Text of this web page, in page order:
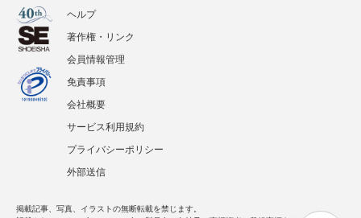
ヘルプ
著作権・リンク
会員情報管理
免責事項
会社概要
サービス利用規約
プライバシーポリシー
外部送信
掲載記事、写真、イラストの無断転載を禁じます。